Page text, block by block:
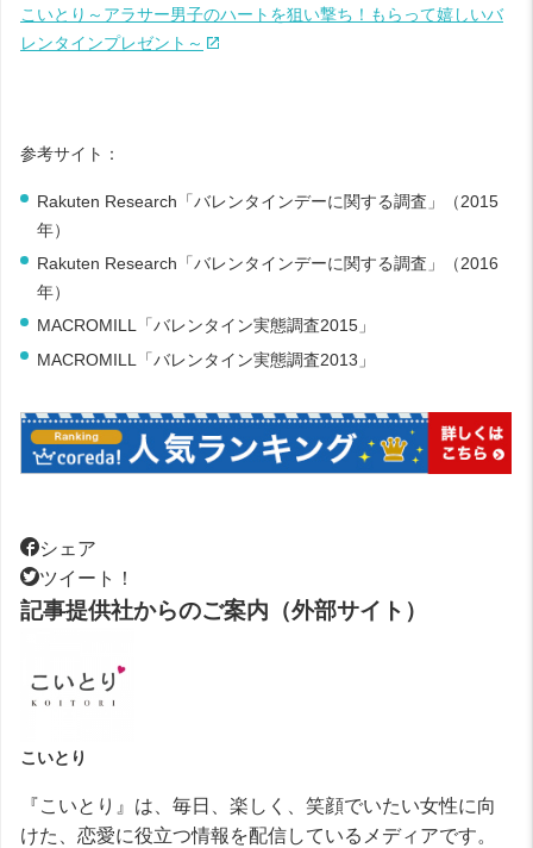
こいとり～アラサー男子のハートを狙い撃ち！もらって嬉しいバ
レンタインプレゼント～
参考サイト：
Rakuten Research 「バレンタインデーに関する調査」（2015
年）
Rakuten Research 「バレンタインデーに関する調査」（2016
年）
MACROMILL 「バレンタイン実態調査2015 」
MACROMILL
「バレンタイン実態調査2013 」
シェア
ツイート！
記事提供社からのご案内（外部サイト）
こいとり
『こいとり』は、毎日、楽しく、笑顔でいたい女性に向
けた、恋愛に役立つ情報を配信しているメディアです。